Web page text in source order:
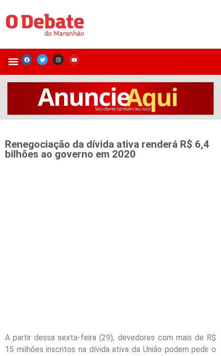
Renegociação da dívida ativa renderá R$ 6,4
bilhões ao governo em 2020
A partir dessa sexta-feira (29), devedores com mais de R$
15 milhões inscritos na dívida ativa da União podem pedir o